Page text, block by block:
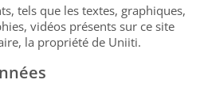
tels que les textes, graphiques,
vidéos présents sur ce site
la propriété de Uniiti.